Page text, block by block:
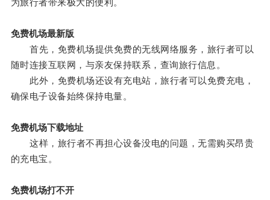
为旅行者带来极大的便利。
免费机场最新版
首先，免费机场提供免费的无线网络服务，旅行者可以
随时连接互联网，与亲友保持联系，查询旅行信息。
此外，免费机场还设有充电站，旅行者可以免费充电，
确保电子设备始终保持电量。
免费机场下载地址
这样，旅行者不再担心设备没电的问题，无需购买昂贵
的充电宝。
免费机场打不开